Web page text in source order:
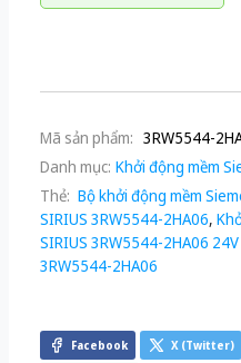
Mã sản phẩm: 3RW5544-
Danh mục: Khởi động mềm
Thẻ: Bộ khởi động mềm
SIRIUS 3RW5544-2HA06,
SIRIUS 3RW5544-2HA06 24V
3RW5544-2HA06
Facebook X (Twitter)